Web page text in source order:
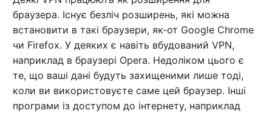
браузера. Існує безліч розширень, які можна
встановити в такі браузери, як-от Google Chrome
чи Firefox. У деяких є навіть вбудований VPN,
наприклад в браузері Opera. Недоліком цього є
те, що ваші дані будуть захищеними лише тоді,
коли ви використовуєте саме цей браузер. Інші
програми із доступом до інтернету, наприклад